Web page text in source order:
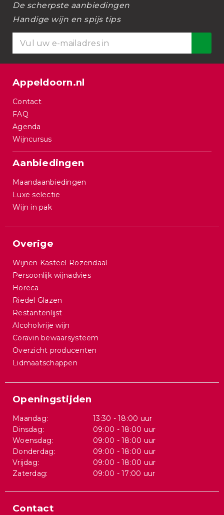
De scherpste aanbiedingen
Handige wijn en spijs tips
Appeldoorn.nl
Contact
FAQ
Agenda
Wijncursus
Aanbiedingen
Maandaanbiedingen
Luxe selectie
Wijn in pak
Overige
Wijnen Kasteel Rozendaal
Persoonlijk wijnadvies
Horeca
Riedel Glazen
Restantenlijst
Alcoholvrije wijn
Coravin bewaarsysteem
Overzicht producenten
Lidmaatschappen
Openingstijden
Maandag:
13:30 - 18:00 uur
Dinsdag:
09:00 - 18:00 uur
Woensdag:
09:00 - 18:00 uur
Donderdag:
09:00 - 18:00 uur
Vrijdag:
09:00 - 18:00 uur
Zaterdag:
09:00 - 17:00 uur
Contact